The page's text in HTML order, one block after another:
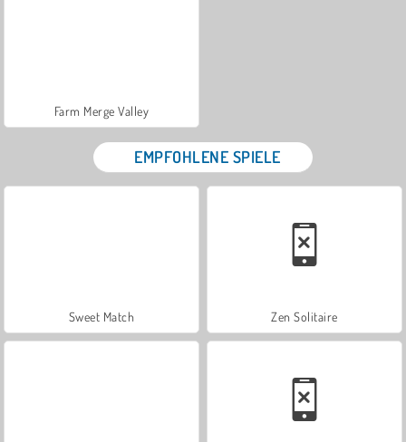
Farm Merge Valley
EMPFOHLENE SPIELE
Sweet Match Zen Solitaire